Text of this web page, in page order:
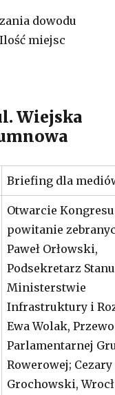
dowodu
miejsc
Wiejska
Briefing dla
Otwarcie
powitanie
Paweł Orłowski,
Podsekretarz
Ministerstwie
Infrastruktury i
Ewa Wolak,
Parlamentarnej
Rowerowej; Cezary
Grochowski,